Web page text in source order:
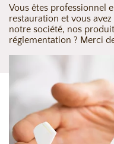
Vous êtes professionnel
restauration et vous
notre société, nos
réglementation ? Merci